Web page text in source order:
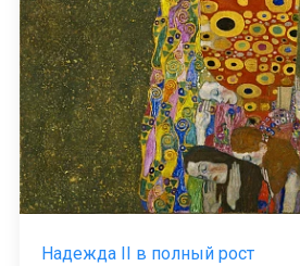
Надежда II в полный рост